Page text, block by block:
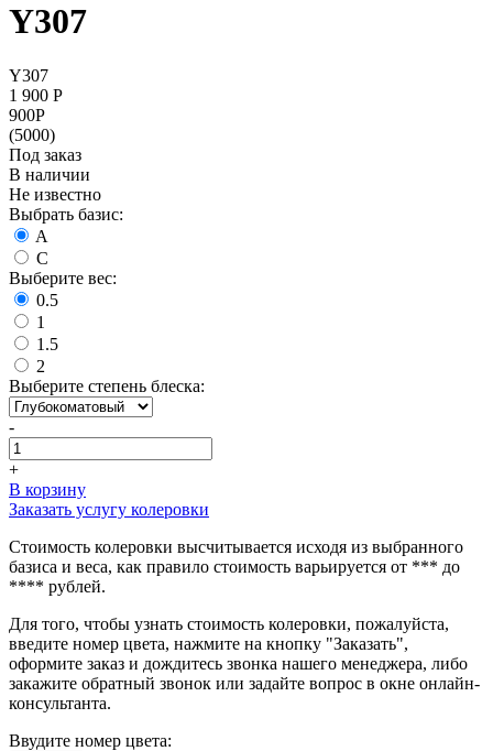
Y307
Y307
1 900 P
900P
(5000)
Под заказ
В наличии
Не известно
Выбрать базис:
A
C
Выберите вес:
0.5
1
1.5
2
Выберите степень блеска:
-
+
В корзину
Заказать услугу колеровки
Стоимость колеровки высчитывается исходя из выбранного
базиса и веса, как правило стоимость варьируется от *** до
**** рублей.
Для того, чтобы узнать стоимость колеровки, пожалуйста,
введите номер цвета, нажмите на кнопку "Заказать",
оформите заказ и дождитесь звонка нашего менеджера, либо
закажите обратный звонок или задайте вопрос в окне онлайн-
консультанта.
Ввудите номер цвета: